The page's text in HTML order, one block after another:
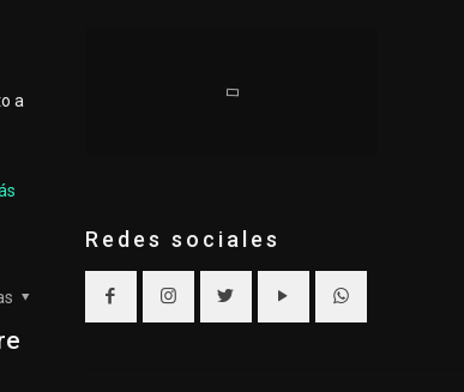
a
Redes sociales